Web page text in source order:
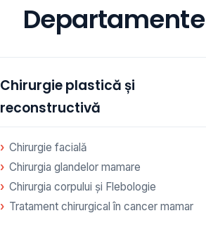
Departamente
Chirurgie plastică și
reconstructivă
Chirurgie facială
Chirurgia glandelor mamare
Chirurgia corpului și Flebologie
Tratament chirurgical în cancer mamar